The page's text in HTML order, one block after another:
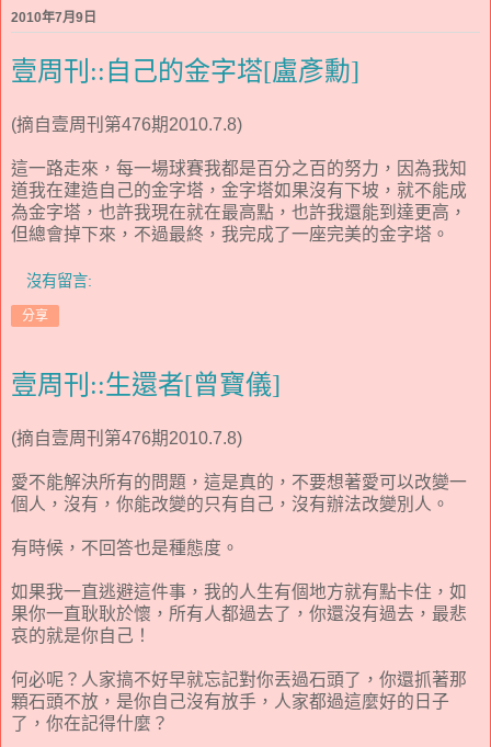
2010年7月9日
壹周刊::自己的金字塔[盧彥勳]
(摘自壹周刊第476期2010.7.8)
這一路走來，每一場球賽我都是百分之百的努力，因為我知
道我在建造自己的金字塔，金字塔如果沒有下坡，就不能成
為金字塔，也許我現在就在最高點，也許我還能到達更高，
但總會掉下來，不過最終，我完成了一座完美的金字塔。
沒有留言:
分享
壹周刊::生還者[曾寶儀]
(摘自壹周刊第476期2010.7.8)
愛不能解決所有的問題，這是真的，不要想著愛可以改變一
個人，沒有，你能改變的只有自己，沒有辦法改變別人。
有時候，不回答也是種態度。
如果我一直逃避這件事，我的人生有個地方就有點卡住，如
果你一直耿耿於懷，所有人都過去了，你還沒有過去，最悲
哀的就是你自己！
何必呢？人家搞不好早就忘記對你丟過石頭了，你還抓著那
顆石頭不放，是你自己沒有放手，人家都過這麼好的日子
了，你在記得什麼？